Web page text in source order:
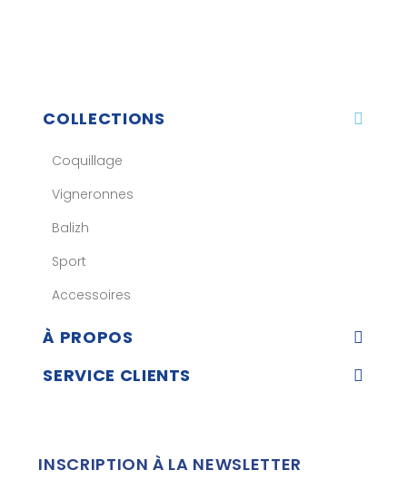
COLLECTIONS
Coquillage
Vigneronnes
Balizh
Sport
Accessoires
À PROPOS
SERVICE CLIENTS
INSCRIPTION À LA NEWSLETTER